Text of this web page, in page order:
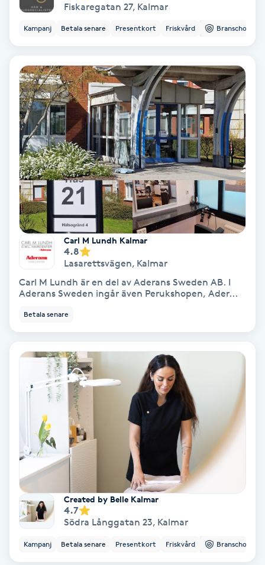
Megavolymfransar
Mesoterapi
MicroPen
Microshading
Mixfransar
Nagelförlängning
Nagelförlängning akryl
Nagelförlängning gelé
Nagelförlängning glasfiber
Nagelförlängning silke
Nagelförstärkning
Nagelklippning
Nagelsvamp
Nageltrång
Nagelvård
Naglar borttagning
Fiskaregatan 27, Kalmar
Kampanj Betala senare Presentkort Friskvård Branschorg.
Carl M Lundh Kalmar
4.8
Lasarettsvägen, Kalmar
Carl M Lundh är en del av Aderans Sweden AB. I
Aderans Sweden ingår även Perukshopen, Ader...
Betala senare
Created by Belle Kalmar
4.7
Södra Långgatan 23, Kalmar
Kampanj Betala senare Presentkort Friskvård Branschorg.